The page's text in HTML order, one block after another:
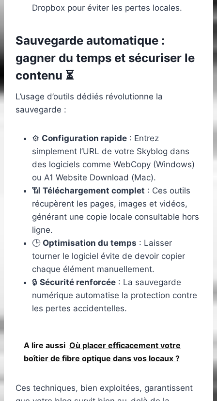
Dropbox pour éviter les pertes locales.
Sauvegarde automatique :
gagner du temps et sécuriser le
contenu ⏳
L’usage d’outils dédiés révolutionne la
sauvegarde :
⚙️ Configuration rapide : Entrez
simplement l’URL de votre Skyblog dans
des logiciels comme WebCopy (Windows)
ou A1 Website Download (Mac).
📶 Téléchargement complet : Ces outils
récupèrent les pages, images et vidéos,
générant une copie locale consultable hors
ligne.
🕒 Optimisation du temps : Laisser
tourner le logiciel évite de devoir copier
chaque élément manuellement.
🔒 Sécurité renforcée : La sauvegarde
numérique automatise la protection contre
les pertes accidentelles.
A lire aussi Où placer efficacement votre
boîtier de fibre optique dans vos locaux ?
Ces techniques, bien exploitées, garantissent